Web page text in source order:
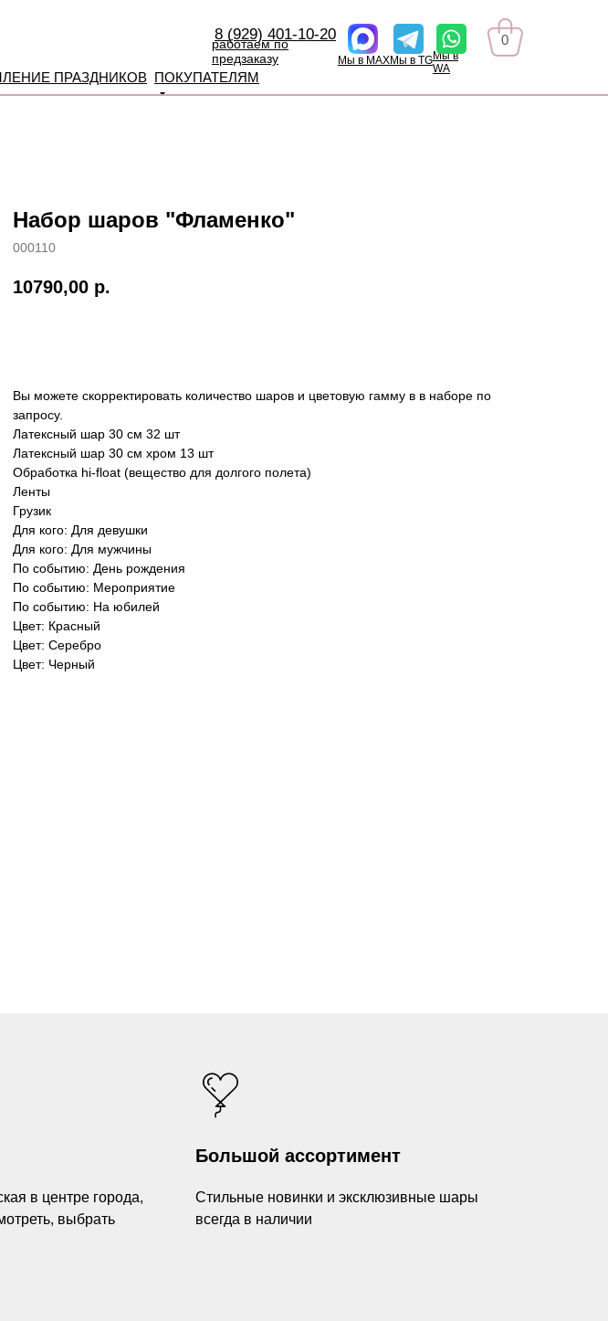
ПРАЗДНИКОВ ПОКУПАТЕЛЯМ
8 (929) 401-10-20
работаем по
предзаказу
Мы в MAXМы в TGМы в
WA
0
Набор шаров "Фламенко"
000110
10790,00 р.
Вы можете скорректировать количество шаров и цветовую гамму в в наборе по
запросу.
Латексный шар 30 см 32 шт
Латексный шар 30 см хром 13 шт
Обработка hi-float (вещество для долгого полета)
Ленты
Грузик
Для кого: Для девушки
Для кого: Для мужчины
По событию: День рождения
По событию: Мероприятие
По событию: На юбилей
Цвет: Красный
Цвет: Серебро
Цвет: Черный
в центре города,
выбрать
Большой ассортимент
Стильные новинки и эксклюзивные шары
всегда в наличии